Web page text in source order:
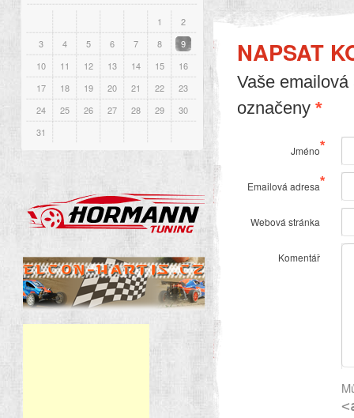
NAPSAT
Vaše
označeny *
Jméno*
Emailová adresa*
Webová stránka
Komentář
1
2
3
4 5 6 7 8
9
10
11 12 13 14 15
16
17
18 19 20 21 22
23
24
25 26 27 28 29
30
31